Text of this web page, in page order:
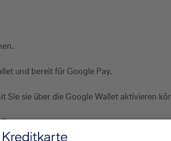
und bereit für Google Pay.
Sie sie über die Google Wallet aktivieren